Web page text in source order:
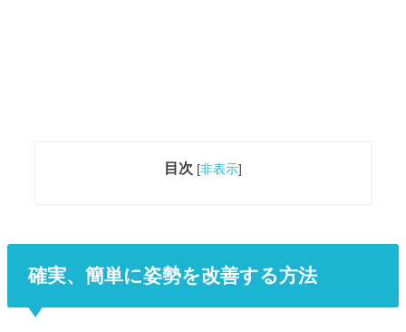
目次 [非表示]
確実、簡単に姿勢を改善する方法